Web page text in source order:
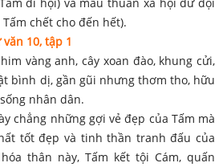
chết cho đến hết).
10, tập 1
vàng anh, cây xoan đào, khung cửi,
bình dị, gần gũi nhưng thơm tho, hữu
nhân dân.
chẳng những gợi vẻ đẹp của Tấm mà
tốt đẹp và tinh thần tranh đấu của
thân này, Tấm kết tội Cám, quấn